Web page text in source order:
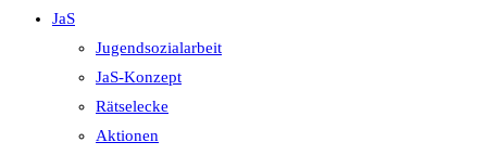
JaS
Jugendsozialarbeit
JaS-Konzept
Rätselecke
Aktionen